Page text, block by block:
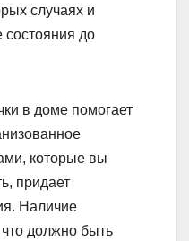
случаях и
состояния до
в доме помогает
которые вы
придает
Наличие
что должно быть